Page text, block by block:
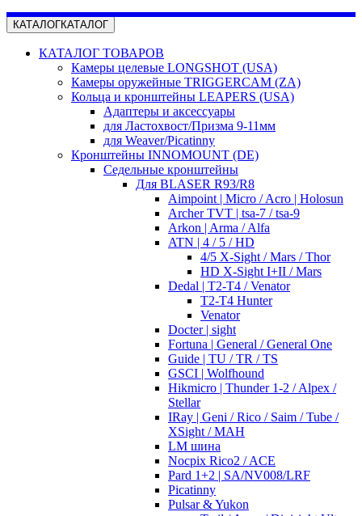
КАТАЛОГКАТАЛОГ
КАТАЛОГ ТОВАРОВ
Камеры целевые LONGSHOT (USA)
Камеры оружейные TRIGGERCAM (ZA)
Кольца и кронштейны LEAPERS (USA)
Адаптеры и аксессуары
для Ластохвост/Призма 9-11мм
для Weaver/Picatinny
Кронштейны INNOMOUNT (DE)
Седельные кронштейны
Для BLASER R93/R8
Aimpoint | Micro / Acro | Holosun
Archer TVT | tsa-7 / tsa-9
Arkon | Arma / Alfa
ATN | 4 / 5 / HD
4/5 X-Sight / Mars / Thor
HD X-Sight I+II / Mars
Dedal | T2-T4 / Venator
T2-T4 Hunter
Venator
Docter | sight
Fortuna | General / General One
Guide | TU / TR / TS
GSCI | Wolfhound
Hikmicro | Thunder 1-2 / Alpex /
Stellar
IRay | Geni / Rico / Saim / Tube /
XSight / MAH
LM шина
Nocpix Rico2 / ACE
Pard 1+2 | SA/NV008/LRF
Picatinny
Pulsar & Yukon